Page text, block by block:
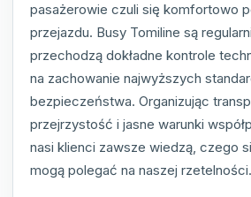
pasażerowie czuli się komfortowo
przejazdu. Busy Tomiline są
przechodzą dokładne kontrole
na zachowanie najwyższych
bezpieczeństwa. Organizując
przejrzystość i jasne warunki
nasi klienci zawsze wiedzą, czego
mogą polegać na naszej rzetelności.